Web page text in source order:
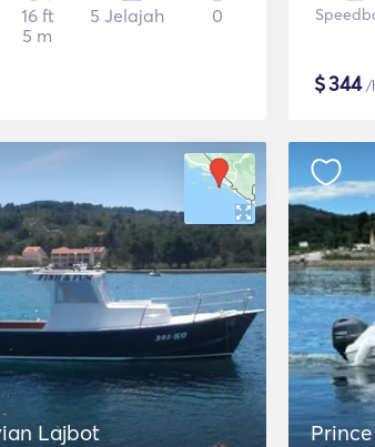
16 ft
5 m
5 Jelajah 0
$344/
Scandinavian Lajbot